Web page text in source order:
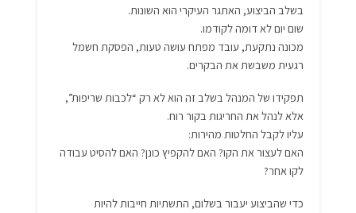
בשלב הביצוע, האתגר העיקרי הוא השונות.
שום יום לא דומה לקודמו.
מכונה נתקעת, עובד מפתח עושה טעות, הפסקת חשמל
רגעית משבשת את הבקרים.
תפקידו של המנהל בשלב זה הוא לא רק “לכבות שריפות”,
אלא לנהל את החריגות בקור רוח.
עליו לקבל החלטות מהירות:
האם לעצור את הקו? האם להקפיץ כונן? האם להסיט עבודה
לקו אחר?
כדי שהביצוע יעבור בשלום, התשתיות חייבות להיות